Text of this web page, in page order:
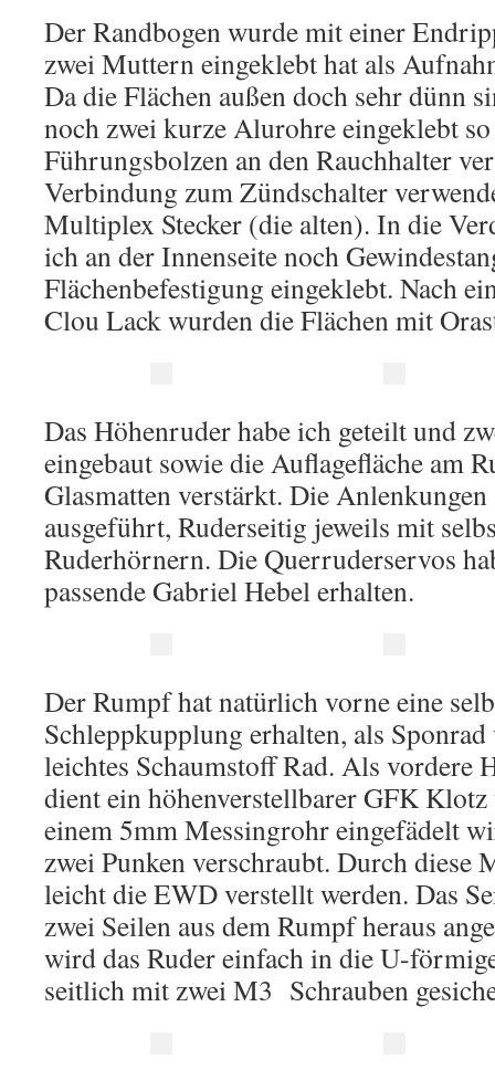
Der Randbogen wurde mit einer
zwei Muttern eingeklebt hat als
Da die Flächen außen doch sehr dünn
noch zwei kurze Alurohre eingeklebt
Führungsbolzen an den Rauchhalter
Verbindung zum Zündschalter
Multiplex Stecker (die alten). In die
ich an der Innenseite noch
Flächenbefestigung eingeklebt. Nach
Clou Lack wurden die Flächen mit
Das Höhenruder habe ich geteilt und
eingebaut sowie die Auflagefläche am
Glasmatten verstärkt. Die
ausgeführt, Ruderseitig jeweils mit
Ruderhörnern. Die Querruderservos
passende Gabriel Hebel erhalten.
Der Rumpf hat natürlich vorne eine
Schleppkupplung erhalten, als
leichtes Schaumstoff Rad. Als vordere
dient ein höhenverstellbarer GFK
einem 5mm Messingrohr eingefädelt
zwei Punken verschraubt. Durch diese
leicht die EWD verstellt werden. Das
zwei Seilen aus dem Rumpf heraus
wird das Ruder einfach in die U-
seitlich mit zwei M3 Schrauben